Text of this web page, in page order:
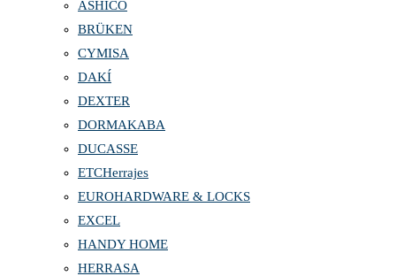
ASHICO
BRÜKEN
CYMISA
DAKÍ
DEXTER
DORMAKABA
DUCASSE
ETCHerrajes
EUROHARDWARE & LOCKS
EXCEL
HANDY HOME
HERRASA